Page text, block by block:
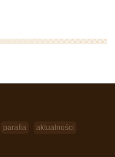
parafia aktualności